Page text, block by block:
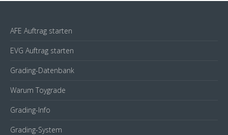
AFE Auftrag starten
EVG Auftrag starten
Grading-Datenbank
Warum Toygrade
Grading-Info
Grading-System